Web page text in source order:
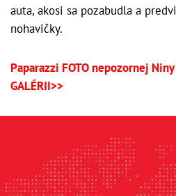
auta, akosi sa pozabudla a
nohavičky.
Paparazzi FOTO nepozornej
GALÉRII>>